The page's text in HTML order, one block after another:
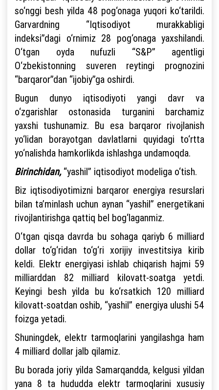
so‘nggi besh yilda 48 pog‘onaga yuqori ko‘tarildi.
Garvardning “Iqtisodiyot murakkabligi
indeksi”dagi o‘rnimiz 28 pog‘onaga yaxshilandi.
O‘tgan oyda nufuzli “S&P” agentligi
O‘zbekistonning suveren reytingi prognozini
“barqaror”dan “ijobiy”ga oshirdi.
Bugun dunyo iqtisodiyoti yangi davr va
o‘zgarishlar ostonasida turganini barchamiz
yaxshi tushunamiz. Bu esa barqaror rivojlanish
yo‘lidan borayotgan davlatlarni quyidagi to‘rtta
yo‘nalishda hamkorlikda ishlashga undamoqda.
Birinchidan,“yashil” iqtisodiyot modeliga o‘tish.
Biz iqtisodiyotimizni barqaror energiya resurslari
bilan ta’minlash uchun aynan “yashil” energetikani
rivojlantirishga qattiq bel bog‘laganmiz.
O‘tgan qisqa davrda bu sohaga qariyb 6 milliard
dollar to‘g‘ridan to‘g‘ri xorijiy investitsiya kirib
keldi. Elektr energiyasi ishlab chiqarish hajmi 59
milliarddan 82 milliard kilovatt-soatga yetdi.
Keyingi besh yilda bu ko‘rsatkich 120 milliard
kilovatt-soatdan oshib, “yashil” energiya ulushi 54
foizga yetadi.
Shuningdek, elektr tarmoqlarini yangilashga ham
4 milliard dollar jalb qilamiz.
Bu borada joriy yilda Samarqandda, kelgusi yildan
yana 8 ta hududda elektr tarmoqlarini xususiy